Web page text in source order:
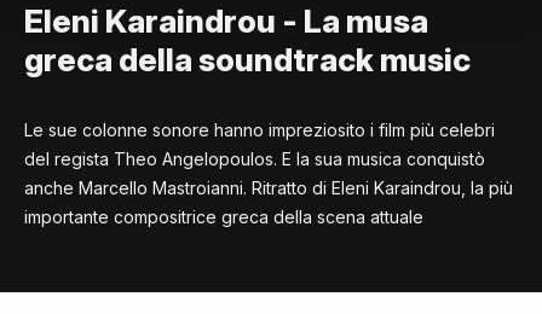
Eleni Karaindrou - La musa
greca della soundtrack music
Le sue colonne sonore hanno impreziosito i film più celebri
del regista Theo Angelopoulos. E la sua musica conquistò
anche Marcello Mastroianni. Ritratto di Eleni Karaindrou, la più
importante compositrice greca della scena attuale